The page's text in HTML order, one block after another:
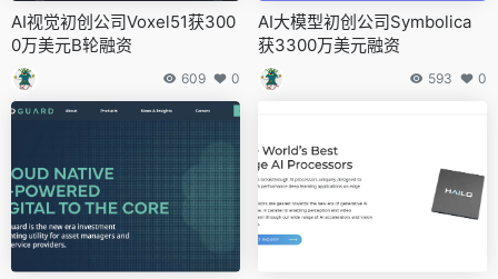
AI视觉初创公司Voxel51获300
0万美元B轮融资
609 0
AI大模型初创公司Symbolica
获3300万美元融资
593 0